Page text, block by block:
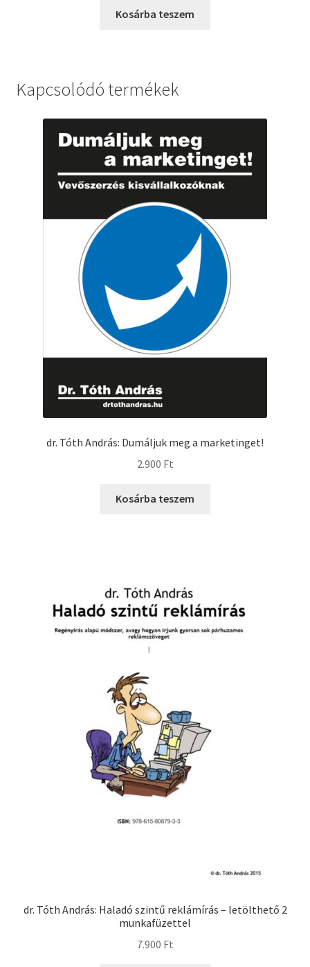
Kosárba teszem
Kapcsolódó termékek
dr. Tóth András: Dumáljuk meg a marketinget!
2.900 Ft
Kosárba teszem
dr. Tóth András: Haladó szintű reklámírás – letölthető 2
munkafüzettel
7.900 Ft